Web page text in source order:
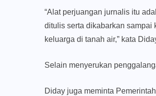
“Alat perjuangan jurnalis itu
ditulis serta dikabarkan sampai
keluarga di tanah air,” kata
Selain menyerukan
Diday juga meminta